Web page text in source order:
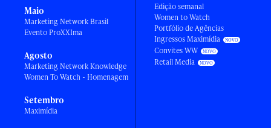
Maio
Marketing Network Brasil
Evento ProXXIma
Agosto
Marketing Network Knowledge
Women To Watch - Homenagem
Setembro
Maximídia
Edição semanal
Women to Watch
Portfólio de Agências
Ingressos Maximídia
Convites WW
Retail Media